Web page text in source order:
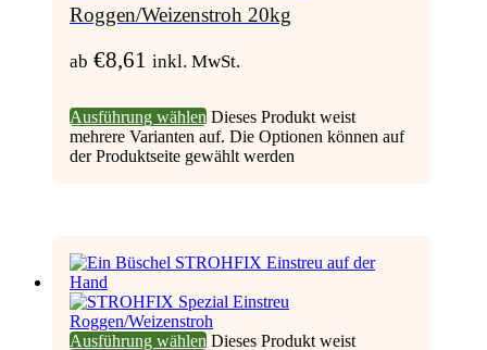
Roggen/Weizenstroh 20kg
ab €8,61 inkl. MwSt.
Ausführung wählen Dieses Produkt weist
mehrere Varianten auf. Die Optionen können auf
der Produktseite gewählt werden
Ausführung wählen Dieses Produkt weist